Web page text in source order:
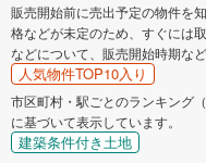
販売開始前に売出予定の物件を
格などが未定のため、すぐには
などについて、販売開始時期など
人気物件TOP10入り
市区町村・駅ごとのランキング
に基づいて表示しています。
建築条件付き土地